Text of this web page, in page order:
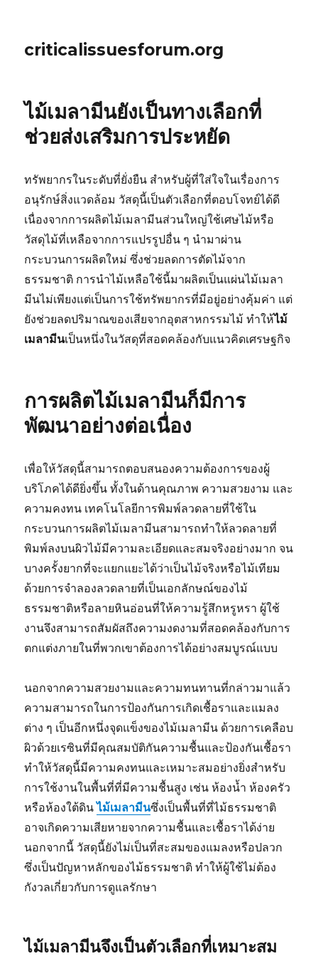
criticalissuesforum.org
ไม้เมลามีนยังเป็นทางเลือกที่
ช่วยส่งเสริมการประหยัด
ทรัพยากรในระดับที่ยั่งยืน สำหรับผู้ที่ใส่ใจในเรื่องการ
อนุรักษ์สิ่งแวดล้อม วัสดุนี้เป็นตัวเลือกที่ตอบโจทย์ได้ดี
เนื่องจากการผลิตไม้เมลามีนส่วนใหญ่ใช้เศษไม้หรือ
วัสดุไม้ที่เหลือจากการแปรรูปอื่น ๆ นำมาผ่าน
กระบวนการผลิตใหม่ ซึ่งช่วยลดการตัดไม้จาก
ธรรมชาติ การนำไม้เหลือใช้นี้มาผลิตเป็นแผ่นไม้เมลา
มีนไม่เพียงแต่เป็นการใช้ทรัพยากรที่มีอยู่อย่างคุ้มค่า แต่
ยังช่วยลดปริมาณของเสียจากอุตสาหกรรมไม้ ทำให้ไม้
เมลามีนเป็นหนึ่งในวัสดุที่สอดคล้องกับแนวคิดเศรษฐกิจ
การผลิตไม้เมลามีนก็มีการ
พัฒนาอย่างต่อเนื่อง
เพื่อให้วัสดุนี้สามารถตอบสนองความต้องการของผู้
บริโภคได้ดียิ่งขึ้น ทั้งในด้านคุณภาพ ความสวยงาม และ
ความคงทน เทคโนโลยีการพิมพ์ลวดลายที่ใช้ใน
กระบวนการผลิตไม้เมลามีนสามารถทำให้ลวดลายที่
พิมพ์ลงบนผิวไม้มีความละเอียดและสมจริงอย่างมาก จน
บางครั้งยากที่จะแยกแยะได้ว่าเป็นไม้จริงหรือไม้เทียม
ด้วยการจำลองลวดลายที่เป็นเอกลักษณ์ของไม้
ธรรมชาติหรือลายหินอ่อนที่ให้ความรู้สึกหรูหรา ผู้ใช้
งานจึงสามารถสัมผัสถึงความงดงามที่สอดคล้องกับการ
ตกแต่งภายในที่พวกเขาต้องการได้อย่างสมบูรณ์แบบ
นอกจากความสวยงามและความทนทานที่กล่าวมาแล้ว
ความสามารถในการป้องกันการเกิดเชื้อราและแมลง
ต่าง ๆ เป็นอีกหนึ่งจุดแข็งของไม้เมลามีน ด้วยการเคลือบ
ผิวด้วยเรซินที่มีคุณสมบัติกันความชื้นและป้องกันเชื้อรา
ทำให้วัสดุนี้มีความคงทนและเหมาะสมอย่างยิ่งสำหรับ
การใช้งานในพื้นที่ที่มีความชื้นสูง เช่น ห้องน้ำ ห้องครัว
หรือห้องใต้ดินไม้เมลามีนซึ่งเป็นพื้นที่ที่ไม้ธรรมชาติ
อาจเกิดความเสียหายจากความชื้นและเชื้อราได้ง่าย
นอกจากนี้ วัสดุนี้ยังไม่เป็นที่สะสมของแมลงหรือปลวก
ซึ่งเป็นปัญหาหลักของไม้ธรรมชาติ ทำให้ผู้ใช้ไม่ต้อง
กังวลเกี่ยวกับการดูแลรักษา
ไม้เมลามีนจึงเป็นตัวเลือกที่เหมาะสม